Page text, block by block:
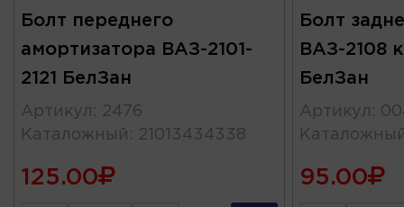
Болт переднего
амортизатора ВАЗ-2101-
2121 БелЗан
Артикул : 2476
Каталожный : 21013434338
125.00
Болт
ВАЗ-2108
БелЗан
Артикул :
95.00